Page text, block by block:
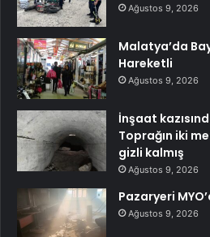
Ağustos 9, 2026
Malatya’da
Hareketli
Ağustos 9, 2026
İnşaat
Toprağın iki
gizli kalmış
Ağustos 9, 2026
Pazaryeri
Ağustos 9, 2026